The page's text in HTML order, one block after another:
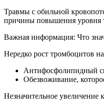
Травмы с обильной
причины повышения уровня
Важная информация: Что
Нередко рост тромбоцитов
Антифосфолипидный
Обезвоживание,
Незначительное